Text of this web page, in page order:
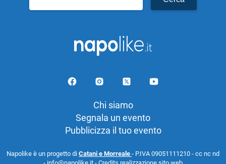
per:
Chi siamo
Segnala un evento
Pubblicizza il tuo evento
Napolike è un progetto di Catani e Morreale - P.IVA 09051111210 - cc nc nd